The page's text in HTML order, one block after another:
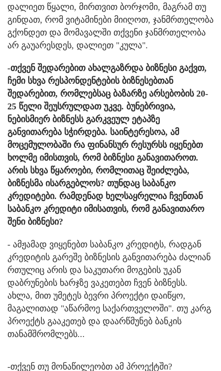
დალიეთ წყალი, მირთვით ბორჯომი, მაგრამ თუ
გინდათ, რომ ვიტამინები მიიღოთ, ჯანმრთელობა
გქონდეთ და მომავალში თქვენი ჯანმრთელობა
არ გაუარესდეს, დალიეთ "კულა".
-თქვენ შედარებით ახალგაზრდა ბიზნესი გაქვთ,
ჩემი სხვა რესპონდენტების ბიზნესებთან
შედარებით, რომლებსაც ბაზარზე არსებობის 20-
25 წელი შეუსრულდათ უკვე. ბუნებრივია,
ნებისმიერ ბიზნესს გარკვეულ ეტაპზე
განვითარება სჭირდება. საინტერესოა, ამ
მოცემულობაში რა ფინანსურ რესურსს იყენებთ
ხოლმე იმისთვის, რომ ბიზნესი განავითაროთ.
არის სხვა წყაროები, რომლითაც შეიძლება,
ბიზნესმა ისარგებლოს? თუნდაც საბანკო
კრედიტები. რამდენად ხელსაყრელია ჩვენთან
საბანკო კრედიტი იმისათვის, რომ განავითარო
შენი ბიზნესი?
- ამჟამად ვიყენებთ საბანკო კრედიტს, რადგან
კრედიტის გარეშე ბიზნესის განვითარება ძალიან
რთულიც არის და საკუთარი მოგების უკან
დაბრუნების ხარჯზე ვაკეთებთ ჩვენ ბიზნესს.
ახლა, მით უმეტეს ბევრი პროექტი დაიწყო,
მაგალითად "აწარმოე საქართველოში". თუ კარგ
პროექტს გააკეთებ და დაარწმუნებ ბანკის
თანამშრომლებს...
-თქვენ თუ მონაწილეობთ ამ პროექტში?